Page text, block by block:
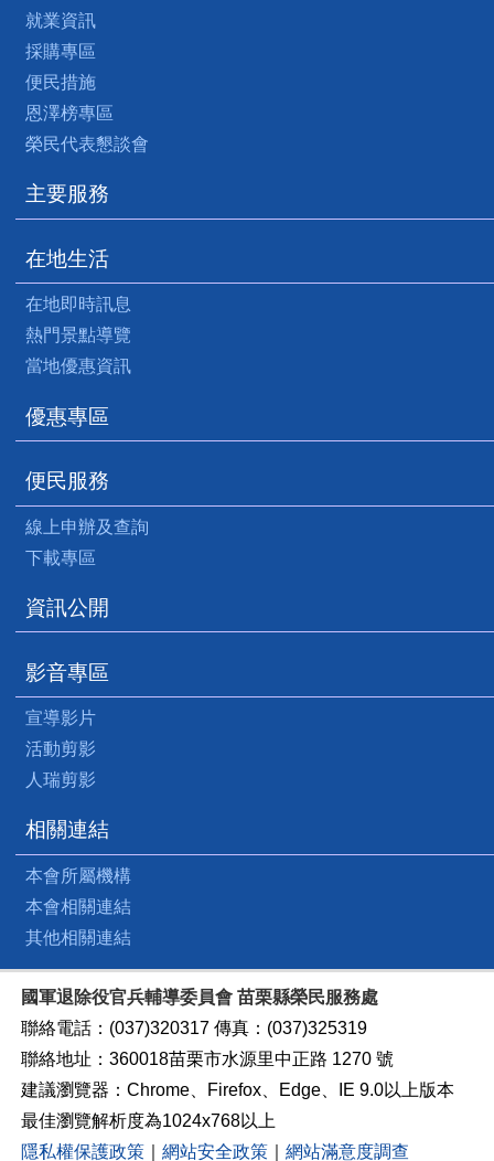
就業資訊
採購專區
便民措施
恩澤榜專區
榮民代表懇談會
主要服務
在地生活
在地即時訊息
熱門景點導覽
當地優惠資訊
優惠專區
便民服務
線上申辦及查詢
下載專區
資訊公開
影音專區
宣導影片
活動剪影
人瑞剪影
相關連結
本會所屬機構
本會相關連結
其他相關連結
國軍退除役官兵輔導委員會 苗栗縣榮民服務處
聯絡電話：(037)320317 傳真：(037)325319
聯絡地址：360018苗栗市水源里中正路 1270 號
建議瀏覽器：Chrome、Firefox、Edge、IE 9.0以上版本
最佳瀏覽解析度為1024x768以上
隱私權保護政策｜ 網站安全政策｜ 網站滿意度調查